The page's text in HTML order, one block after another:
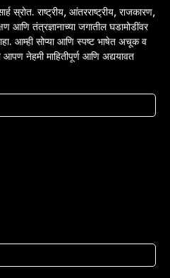
स्रोत. राष्ट्रीय, आंतरराष्ट्रीय, राजकारण,
आणि तंत्रज्ञानाच्या जगातील घडामोडींवर
आम्ही सोप्या आणि स्पष्ट भाषेत अचूक व
नेहमी माहितीपूर्ण आणि अद्ययावत